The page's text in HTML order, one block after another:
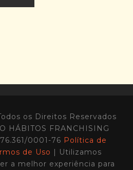
os Direitos Reservados
HÁBITOS FRANCHISING
0001-76 Política de
de Uso | Utilizamos
a melhor experiência para